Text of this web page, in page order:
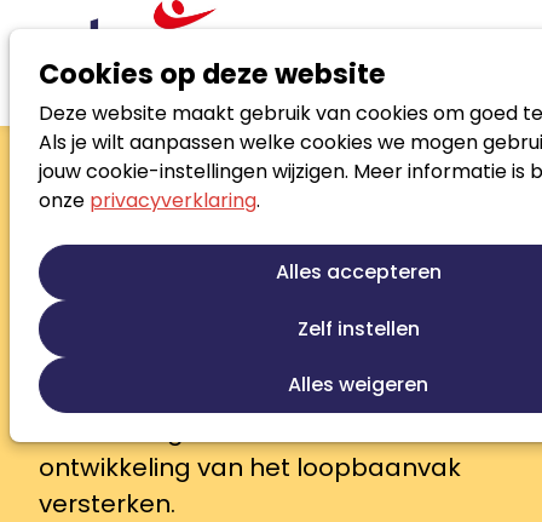
Cookies op deze website
Deze website maakt gebruik van cookies om goed
Als je wilt aanpassen welke cookies we mogen
jouw cookie-instellingen wijzigen. Meer informatie is
onze privacyverklaring.
Alles accepteren
Zelf instellen
Alles weigeren
Word lid
Word lid
Noloc is veel meer dan een
beroepsvereniging. Wij zijn een
professioneel en levendig netwerk
van loopbaanprofessionals,
jobcoaches en andere experts die
samenwerken aan één doel: mens,
ontwikkeling van het loopbaanvak
versterken.